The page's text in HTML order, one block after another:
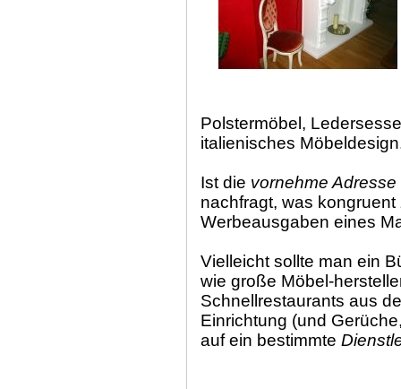
Polstermöbel,
italienisches
Ist die vornehme Adresse
nachfragt, was
Werbeausgaben eines
Vielleicht sollte man ein
wie große Möbel-
Schnellrestaurants aus
Einrichtung (und
auf ein bestimmte